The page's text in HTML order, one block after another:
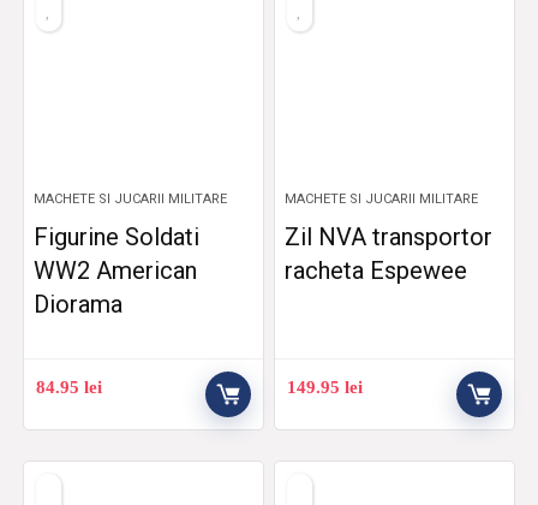
MACHETE SI JUCARII MILITARE
Figurine Soldati
WW2 American
Diorama
84.95lei
MACHETE SI JUCARII MILITARE
Zil NVA transportor
racheta Espewee
149.95lei